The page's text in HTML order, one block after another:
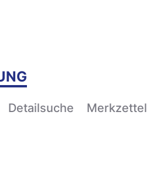
Detailsuche Merkzettel